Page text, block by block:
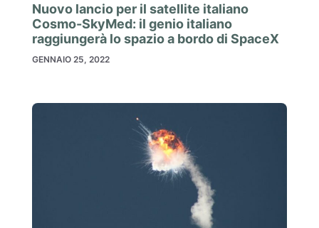
Nuovo lancio per il satellite italiano
Cosmo-SkyMed: il genio italiano
raggiungerà lo spazio a bordo di SpaceX
GENNAIO 25, 2022